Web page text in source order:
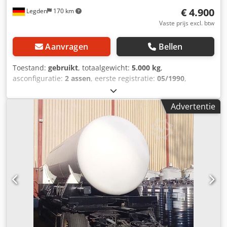
Legden 170 km € 4.900
Vaste prijs excl. btw
Aanvragen Bellen
Toestand: gebruikt, totaalgewicht: 5.000 kg,
asconfiguratie: 2 assen, eerste registratie: 05/1990,
06/2025
Tandem-as * Luchtrem * Rinner Attersee assen *
Hydraulische pomp ----Interne voertuignummer: 11642-----
Wijzigingen en tussentijdse verkoop voorbehouden
WhatsApp-ondersteuning beschikbaar! Voor vragen over
het voertuig of voor meer informatie, stuur ons gerust een
bericht via WhatsApp Whatsapp Whatsapp Cedpfx Apsx I
Uufenorf
Advertentie